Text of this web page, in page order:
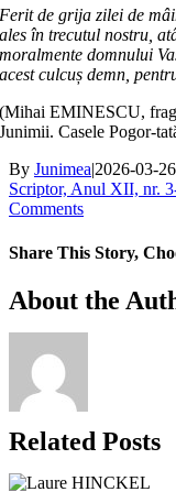
Ferit de grija zilei de
ales în trecutul nostru,
moralmente domnului
acest culcuș demn,
(Mihai EMINESCU,
Junimii. Casele Pogor-
By Junimea|2026-03-
Scriptor, Anul XII, nr.
Comments
Share This Story,
Facebook
X
Bluesky
Reddit
LinkedIn
WhatsApp
Telegram
Tumblr
Xing
Email
Copy
Link
About the
Related Posts